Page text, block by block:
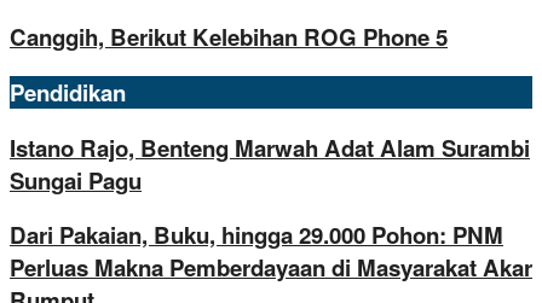
Canggih, Berikut Kelebihan ROG Phone 5
Pendidikan
Istano Rajo, Benteng Marwah Adat Alam Surambi
Sungai Pagu
Dari Pakaian, Buku, hingga 29.000 Pohon: PNM
Perluas Makna Pemberdayaan di Masyarakat Akar